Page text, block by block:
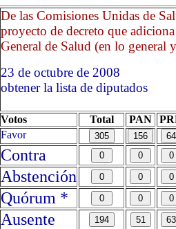
De las Comisiones Unidas de
proyecto de decreto que
General de Salud (en lo general
23 de octubre de 2008
obtener la lista de diputados
Votos Total PAN
Favor
Contra
Abstención
Quórum *
Ausente